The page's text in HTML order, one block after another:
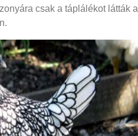
csak a táplálékot látták a